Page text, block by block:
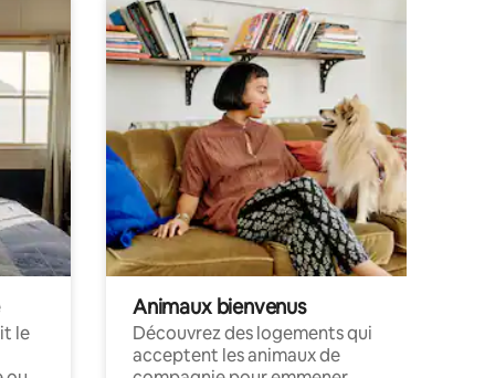
le
Animaux bienvenus
Découvrez des logements qui
acceptent les animaux de